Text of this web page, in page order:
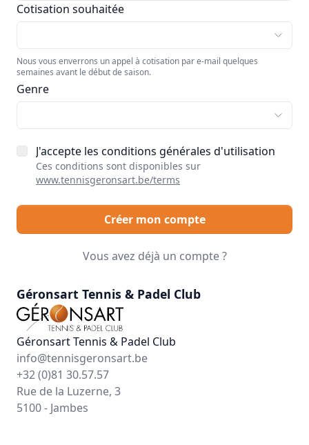
Cotisation souhaitée
Nous vous enverrons un appel à cotisation par e-mail quelques
semaines avant le début de saison.
Genre
J'accepte les conditions générales d'utilisation
Ces conditions sont disponibles sur
www.tennisgeronsart.be/terms
Créer mon compte
Vous avez déjà un compte ?
Géronsart Tennis & Padel Club
Géronsart Tennis & Padel Club
info@tennisgeronsart.be
+32 (0)81 30.57.57
Rue de la Luzerne, 3
5100 - Jambes